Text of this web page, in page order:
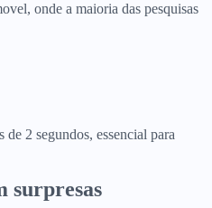
onde a maioria das pesquisas
de 2 segundos, essencial para
surpresas